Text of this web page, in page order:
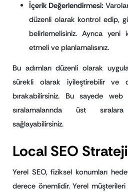
İçerik Değerlendirmesi:
düzenli olarak kontrol edip,
belirlemelisiniz. Ayrıca
etmeli ve planlamalısınız.
Bu adımları düzenli olarak
sürekli olarak iyileştirebilir ve
bırakabilirsiniz. Bu sayede
sıralamalarında üst
sağlayabilirsiniz.
Local SEO
Yerel SEO, fiziksel konumları
derece önemlidir. Yerel